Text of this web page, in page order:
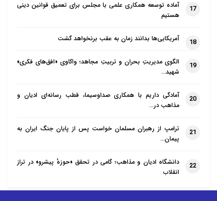
17
آماده توسعه همکاری علمی با مجلس برای تعمیق قوانین دینی
هستیم
18 آمریکایی‌ها بدانند زمان به عقب برنخواهد گشت
19
الگوی مدیریتِ بحران و تربیتِ مجاهد؛ واکاوی «افق‌های فکری»
شهید…
20
آمادگی داریم با همکاری صداوسیما، قطب رسانه‌ای ادیان و
مذاهب در…
21
ترامپ از رهبران مسلمان خواست پس از پایان جنگ ایران به
پیمان…
22
دانشگاه ادیان و مذاهب؛ گامی در تحقق «حوزهٔ پیشرو» در تراز
انقلاب